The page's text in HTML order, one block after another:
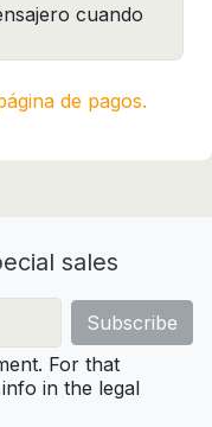
cuando
de pagos.
sales
For that
in the legal